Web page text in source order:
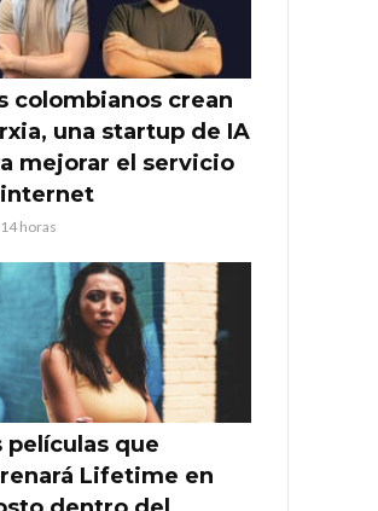
colombianos crean
una startup de IA
mejorar el servicio
horas
películas que
Lifetime en